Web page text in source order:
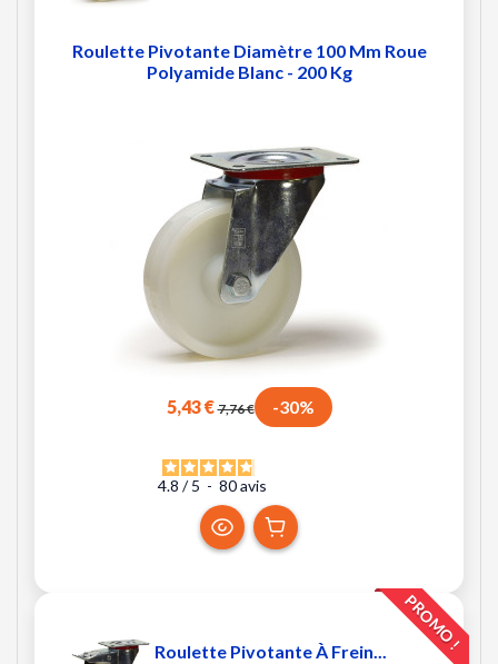
Roulette Pivotante Diamètre 100 Mm Roue
Polyamide Blanc - 200 Kg
5,43 €7,76 € -30%
4.8 / 5 - 80avis
Roulette Pivotante À Frein...
PROMO !